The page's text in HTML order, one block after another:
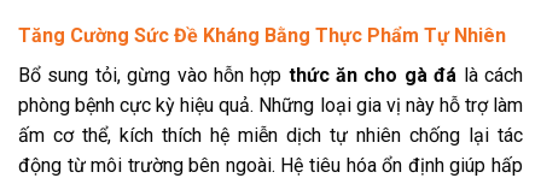
Tăng Cường Sức Đề Kháng Bằng Thực Phẩm Tự Nhiên
Bổ sung tỏi, gừng vào hỗn hợp thức ăn cho gà đá là cách
phòng bệnh cực kỳ hiệu quả. Những loại gia vị này hỗ trợ làm
ấm cơ thể, kích thích hệ miễn dịch tự nhiên chống lại tác
động từ môi trường bên ngoài. Hệ tiêu hóa ổn định giúp hấp